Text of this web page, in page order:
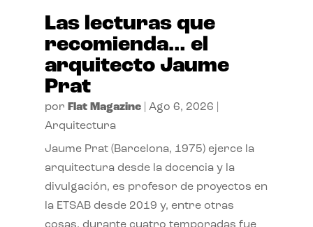
Las lecturas que
recomienda… el
arquitecto Jaume
Prat
por Flat Magazine| Ago 6, 2026
Arquitectura
Jaume Prat (Barcelona, 1975) ejerce la
arquitectura desde la docencia y la
divulgación, es profesor de proyectos en
la ETSAB desde 2019 y, entre otras